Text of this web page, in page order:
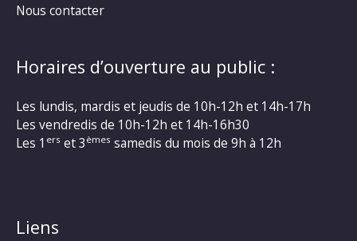
Nous contacter
Horaires d’ouverture au public :
Les lundis, mardis et jeudis de 10h-12h et 14h-17h
Les vendredis de 10h-12h et 14h-16h30
Les 1 ers et 3 èmes samedis du mois de 9h à 12h
Liens